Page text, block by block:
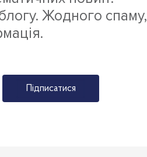
Жодного спаму,
Підписатися